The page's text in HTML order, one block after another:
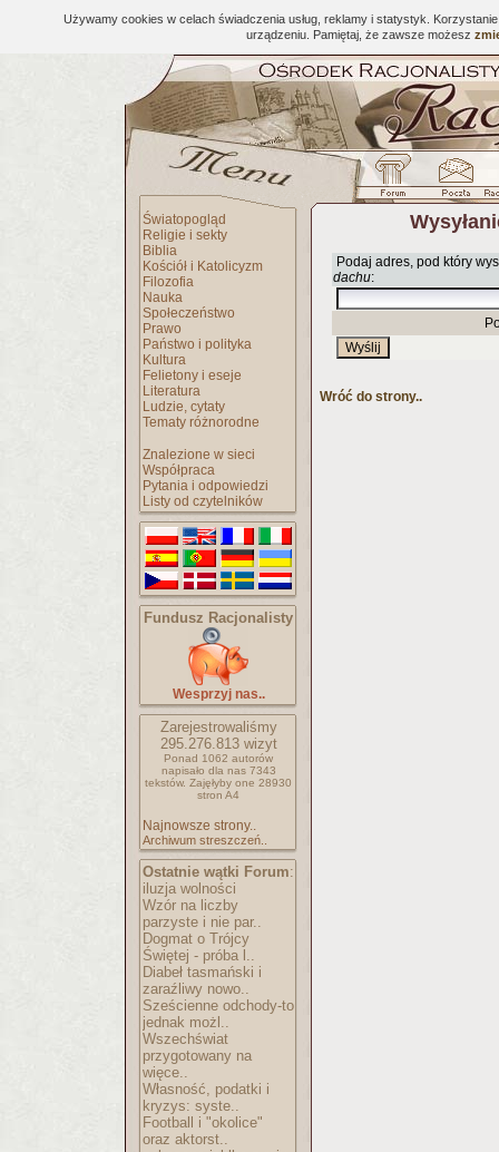
Używamy cookies w celach świadczenia usług, reklamy i statystyk.
urządzeniu. Pamiętaj, że zawsze możesz
Światopogląd
Religie i sekty
Biblia
Kościół i Katolicyzm
Filozofia
Nauka
Społeczeństwo
Prawo
Państwo i polityka
Kultura
Felietony i eseje
Literatura
Ludzie, cytaty
Tematy różnorodne
Znalezione w sieci
Współpraca
Pytania i odpowiedzi
Listy od czytelników
Fundusz Racjonalisty
Wesprzyj nas..
Zarejestrowaliśmy
295.276.813wizyt
Ponad 1062 autorów
napisało dla nas 7343
tekstów. Zajęłyby one 28930
stron A4
Najnowsze strony..
Archiwum streszczeń..
Ostatnie wątki Forum:
iluzja wolności
Wzór na liczby
parzyste i nie par..
Dogmat o Trójcy
Świętej - próba l..
Diabeł tasmański i
zaraźliwy nowo..
Sześcienne odchody-to
jednak możl..
Wszechświat
przygotowany na
więce..
Własność, podatki i
kryzys: syste..
Football i "okolice"
oraz aktorst..
Podaj adres, pod który
dachu:
Wróć do strony..